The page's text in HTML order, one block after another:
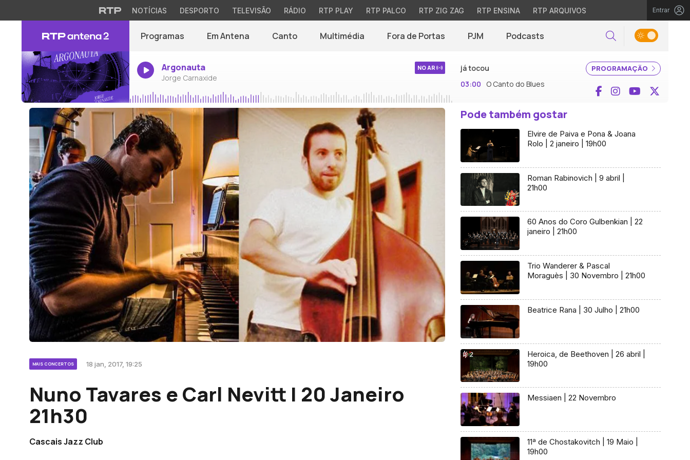
NOTÍCIAS DESPORTO TELEVISÃO RÁDIO RTP PLAY RTP PALCO RTP ZIG ZAG RTP ENSINA RTP ARQUIVOS Entrar
Programas Em Antena Canto Multimédia Fora de Portas PJM Podcasts Pesquisar
Argonauta
Jorge Carnaxide
NO AR PROGRAMAÇÃO
já tocou
03:00
O Canto do Blues Facebook
InstagramYouTube
MAIS CONCERTOS 18 jan, 2017, 19:25
Nuno Tavares e Carl Nevitt | 20 Janeiro
21h30
Cascais Jazz Club
Pode também gostar
Elvire de Paiva e Pona & Joana
Rolo | 2 janeiro | 19h00
Roman Rabinovich | 9 abril |
21h00
60 Anos do Coro Gulbenkian | 22
janeiro | 21h00
Trio Wanderer & Pascal
Moraguès | 30 Novembro | 21h00
Beatrice Rana | 30 Julho | 21h00
Heroica, de Beethoven | 26 abril |
19h00
Messiaen | 22 Novembro
11ª de Chostakovitch | 19 Maio |
19h00